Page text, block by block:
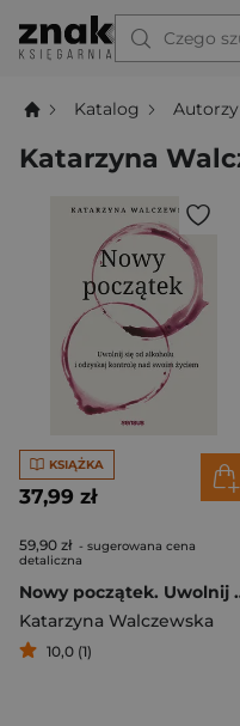
Czego
Katalog Autorzy
Katarzyna
KSIĄŻKA
37,99 zł
59,90 zł - sugerowana cena
detaliczna
Nowy początek.
Katarzyna Walczewska
10,0 (1)